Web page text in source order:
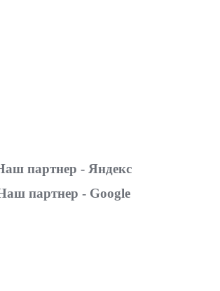
партнер - Яндекс
партнер - Google